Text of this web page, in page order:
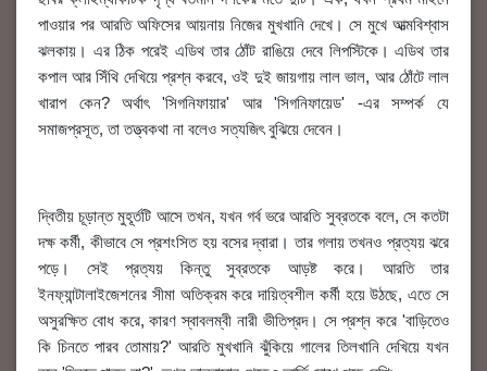
পাওয়ার পর আরতি অফিসের আয়নায় নিজের মুখখানি দেখে। সে মুখে আত্মবিশ্বাস
ঝলকায়। এর ঠিক পরেই এডিথ তার ঠোঁট রাঙিয়ে দেবে লিপস্টিকে। এডিথ তার
কপাল আর সিঁথি দেখিয়ে প্রশ্ন করবে, ওই দুই জায়গায় লাল ভাল, আর ঠোঁটে লাল
খারাপ কেন? অর্থাৎ 'সিগনিফায়ার' আর 'সিগনিফায়েড' -এর সম্পর্ক যে
সমাজপ্রসূত, তা তত্ত্বকথা না বলেও সত্যজিৎ বুঝিয়ে দেবেন।
দ্বিতীয় চূড়ান্ত মুহূর্তটি আসে তখন, যখন গর্ব ভরে আরতি সুব্রতকে বলে, সে কতটা
দক্ষ কর্মী, কীভাবে সে প্রশংসিত হয় বসের দ্বারা। তার গলায় তখনও প্রত্যয় ঝরে
পড়ে। সেই প্রত্যয় কিন্তু সুব্রতকে আড়ষ্ট করে। আরতি তার
ইনফ্যান্টালাইজেশনের সীমা অতিক্রম করে দায়িত্বশীল কর্মী হয়ে উঠছে, এতে সে
অসুরক্ষিত বোধ করে, কারণ স্বাবলম্বী নারী ভীতিপ্রদ। সে প্রশ্ন করে 'বাড়িতেও
কি চিনতে পারব তোমায়?' আরতি মুখখানি ঝুঁকিয়ে গালের তিলখানি দেখিয়ে যখন